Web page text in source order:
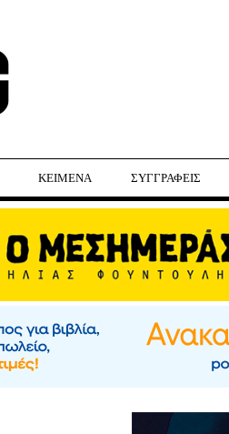
ΚΕΙΜΕΝΑ ΣΥΓΓΡΑΦΕΙΣ